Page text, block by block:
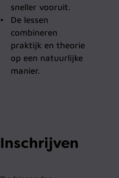
sneller vooruit.
De lessen
combineren
praktijk en theorie
op een natuurlijke
manier.
Inschrijven